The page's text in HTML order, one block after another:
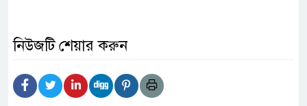
নিউজটি শেয়ার করুন